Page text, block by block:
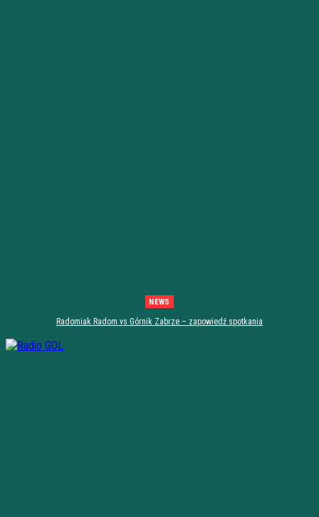
NEWS
Radomiak Radom vs Górnik Zabrze – zapowiedź spotkania